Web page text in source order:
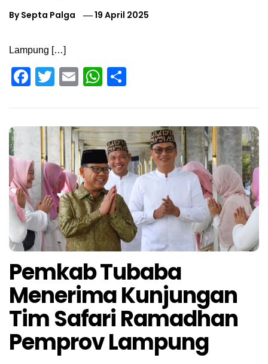
BySepta Palga 19 April 2025
Lampung […]
Facebook
Twitter
EmailWhatsApp
Pemkab Tubaba
Menerima Kunjungan
Tim Safari Ramadhan
Pemprov Lampung